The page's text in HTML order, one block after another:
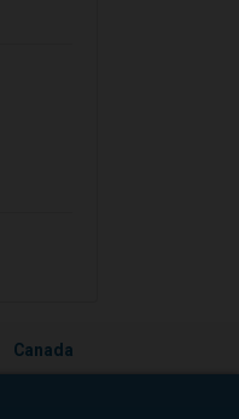
Canada